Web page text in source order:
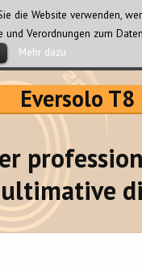
Eversolo T8
Website verwenden,
Verordnungen zum
Mehr dazu